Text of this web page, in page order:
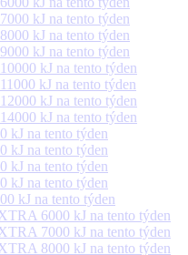
kJ na tento týden
kJ na tento týden
kJ na tento týden
kJ na tento týden
kJ na tento týden
kJ na tento týden
kJ na tento týden
kJ na tento týden
kJ na tento týden
kJ na tento týden
kJ na tento týden
kJ na tento týden
6000 kJ na tento týden
7000 kJ na tento týden
8000 kJ na tento týden